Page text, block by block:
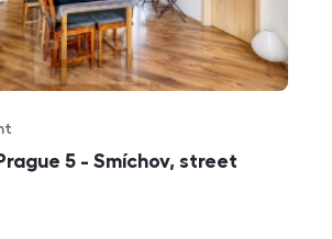
5 - Smíchov, street